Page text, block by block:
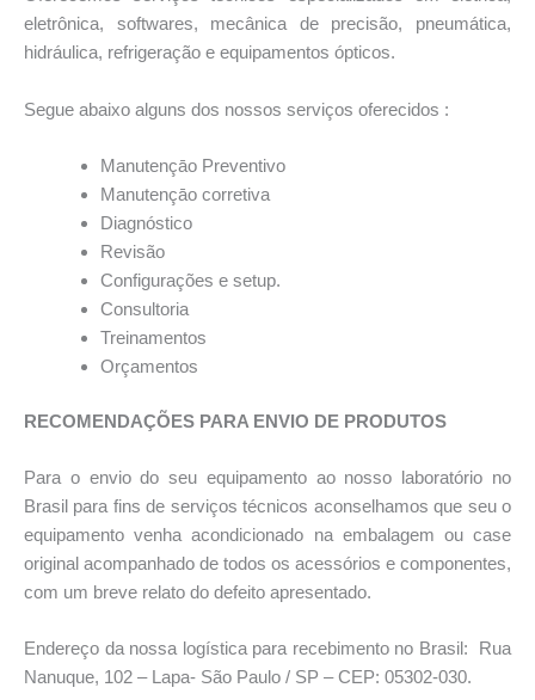
eletrônica, softwares, mecânica de precisão, pneumática,
hidráulica, refrigeração e equipamentos ópticos.
Segue abaixo alguns dos nossos serviços oferecidos :
Manutençāo Preventivo
Manutençāo corretiva
Diagnóstico
Revisão
Configurações e setup.
Consultoria
Treinamentos
Orçamentos
RECOMENDAÇÕES PARA ENVIO DE PRODUTOS
Para o envio do seu equipamento ao nosso laboratório no
Brasil para fins de serviços técnicos aconselhamos que seu o
equipamento venha acondicionado na embalagem ou case
original acompanhado de todos os acessórios e componentes,
com um breve relato do defeito apresentado.
Endereço da nossa logística para recebimento no Brasil: Rua
Nanuque, 102 – Lapa- São Paulo / SP – CEP: 05302-030.